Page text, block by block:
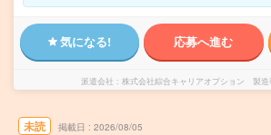
気になる! 応募へ進む
派遣会社 株式会社綜合キャリアオプション 製造
未読 掲載日 2026/08/05